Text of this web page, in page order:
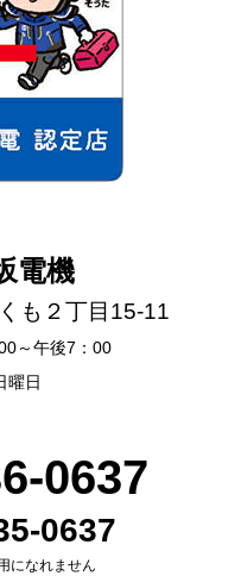
電機
も２丁目15-11
～午後7：00
曜日
0637
0637
になれません